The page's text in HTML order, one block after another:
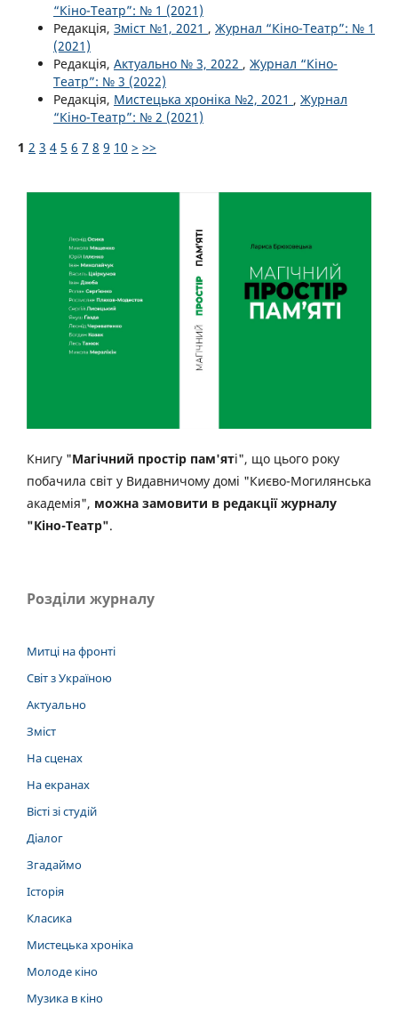
“Кіно-Театр”: № 1 (2021)
Редакція, Зміст №1, 2021 , Журнал “Кіно-Театр”: № 1
(2021)
Редакція, Актуально № 3, 2022 , Журнал “Кіно-
Театр”: № 3 (2022)
Редакція, Мистецька хроніка №2, 2021 , Журнал
“Кіно-Театр”: № 2 (2021)
1 2 3 4 5 6 7 8 9 10 > >>
Книгу "Магічний простір пам'яті", що цього року
побачила світ у Видавничому домі "Києво-Могилянська
академія", можна замовити в редакції журналу
"Кіно-Театр".
Розділи журналу
Митці на фронті
Світ з Україною
Актуально
Зміст
На сценах
На екранах
Вісті зі студій
Діалог
Згадаймо
Історія
Класика
Мистецька хроніка
Молоде кіно
Музика в кіно